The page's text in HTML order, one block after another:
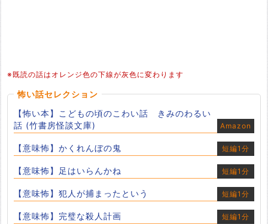
※既読の話はオレンジ色の下線が灰色に変わります
怖い話セレクション
【怖い本】こどもの頃のこわい話 きみのわるい
話 (竹書房怪談文庫)
Amazon
【意味怖】かくれんぼの鬼 短編1分
【意味怖】足はいらんかね 短編1分
【意味怖】犯人が捕まったという 短編1分
【意味怖】完璧な殺人計画 短編1分